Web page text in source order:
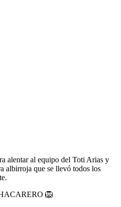
alentar al equipo del Toti Arias y
albirroja que se llevó todos los
🦁